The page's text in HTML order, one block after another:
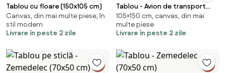
Tablou cu floare (150x105 cm)
Canvas, din mai multe piese, în
stil modern
Livrare în peste 2 zile
Tablou - Avion de transport
(150x105 cm)
105×150 cm, canvas, din mai
multe piese
Livrare în peste 2 zile